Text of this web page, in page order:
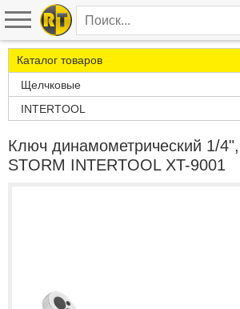
Каталог товаров
Щелчковые
INTERTOOL
Ключ динамометрический 1/
STORM INTERTOOL XT-9001